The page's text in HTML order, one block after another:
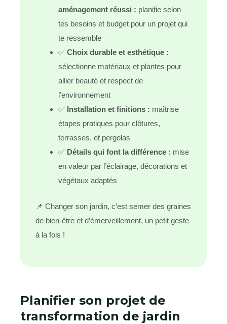
aménagement réussi : planifie selon
tes besoins et budget pour un projet qui
te ressemble
✅ Choix durable et esthétique :
sélectionne matériaux et plantes pour
allier beauté et respect de
l’environnement
✅ Installation et finitions : maîtrise
étapes pratiques pour clôtures,
terrasses, et pergolas
✅ Détails qui font la différence : mise
en valeur par l’éclairage, décorations et
végétaux adaptés
📌 Changer son jardin, c’est semer des graines
de bien-être et d’émerveillement, un petit geste
à la fois !
Planifier son projet de
transformation de jardin